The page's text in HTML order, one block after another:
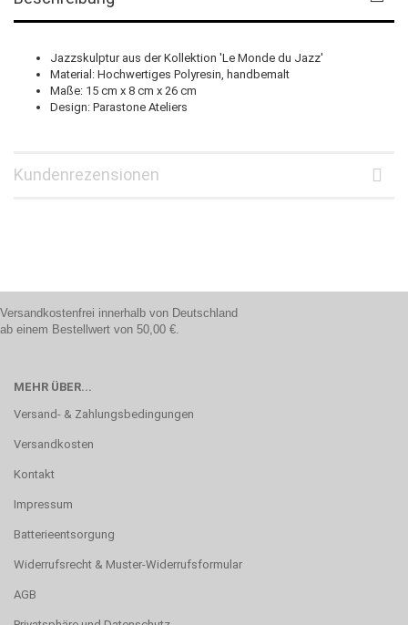
Jazzskulptur aus der Kollektion 'Le Monde du Jazz'
Material: Hochwertiges Polyresin, handbemalt
Maße: 15 cm x 8 cm x 26 cm
Design: Parastone Ateliers
Kundenrezensionen
Versandkostenfrei innerhalb von Deutschland
ab einem Bestellwert von 50,00 €.
MEHR ÜBER...
Versand- & Zahlungsbedingungen
Versandkosten
Kontakt
Impressum
Batterieentsorgung
Widerrufsrecht & Muster-Widerrufsformular
AGB